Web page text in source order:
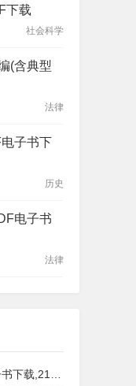
下载
社会科学
(含典型
法律
子书下
历史
电子书
法律
网盘资源